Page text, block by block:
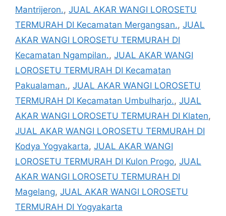
Mantrijeron., JUAL AKAR WANGI LOROSETU
TERMURAH DI Kecamatan Mergangsan., JUAL
AKAR WANGI LOROSETU TERMURAH DI
Kecamatan Ngampilan., JUAL AKAR WANGI
LOROSETU TERMURAH DI Kecamatan
Pakualaman., JUAL AKAR WANGI LOROSETU
TERMURAH DI Kecamatan Umbulharjo., JUAL
AKAR WANGI LOROSETU TERMURAH DI Klaten,
JUAL AKAR WANGI LOROSETU TERMURAH DI
Kodya Yogyakarta, JUAL AKAR WANGI
LOROSETU TERMURAH DI Kulon Progo, JUAL
AKAR WANGI LOROSETU TERMURAH DI
Magelang, JUAL AKAR WANGI LOROSETU
TERMURAH DI Yogyakarta